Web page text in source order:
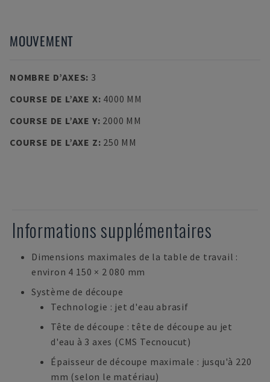
MOUVEMENT
NOMBRE D’AXES: 3
COURSE DE L’AXE X: 4000 MM
COURSE DE L’AXE Y: 2000 MM
COURSE DE L’AXE Z: 250 MM
Informations supplémentaires
Dimensions maximales de la table de travail :
environ 4 150 × 2 080 mm
Système de découpe
Technologie : jet d'eau abrasif
Tête de découpe : tête de découpe au jet
d'eau à 3 axes (CMS Tecnoucut)
Épaisseur de découpe maximale : jusqu'à 220
mm (selon le matériau)